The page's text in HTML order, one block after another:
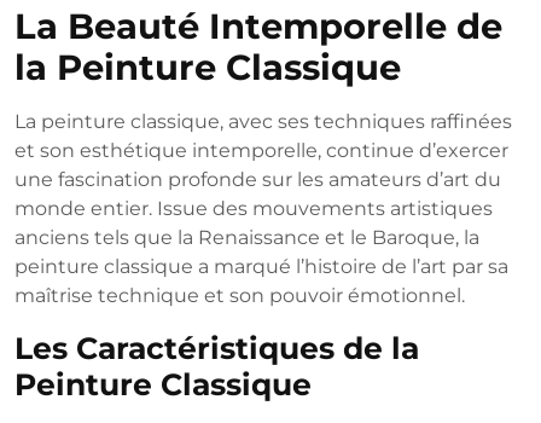
2026
La Beauté Intemporelle de
la Peinture Classique
La peinture classique, avec ses techniques raffinées
et son esthétique intemporelle, continue d’exercer
une fascination profonde sur les amateurs d’art du
monde entier. Issue des mouvements artistiques
anciens tels que la Renaissance et le Baroque, la
peinture classique a marqué l’histoire de l’art par sa
maîtrise technique et son pouvoir émotionnel.
Les Caractéristiques de la
Peinture Classique